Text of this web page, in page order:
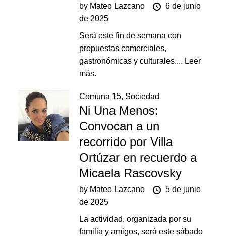
by Mateo Lazcano
6 de junio
de 2025
Será este fin de semana con
propuestas comerciales,
gastronómicas y culturales.... Leer
más.
Comuna 15, Sociedad
Ni Una Menos:
Convocan a un
recorrido por Villa
Ortúzar en recuerdo a
Micaela Rascovsky
by Mateo Lazcano
5 de junio
de 2025
La actividad, organizada por su
familia y amigos, será este sábado